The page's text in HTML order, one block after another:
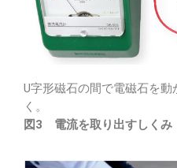
U字形磁石の間で電磁石を
く。
図3 電流を取り出すしくみ